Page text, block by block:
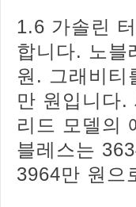
1.6 가솔린
합니다. 노블
원. 그래비티
만 원입니다.
리드 모델의
블레스는
3964만 원으